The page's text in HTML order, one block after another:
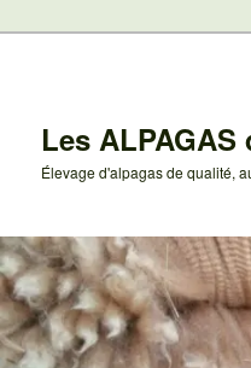
Les ALPAGAS
Élevage d'alpagas de qualité,